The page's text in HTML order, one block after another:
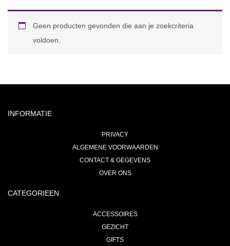
Geen producten gevonden die aan je zoekcriteria
voldoen.
INFORMATIE
PRIVACY
ALGEMENE VOORWAARDEN
CONTACT & GEGEVENS
OVER ONS
CATEGORIEEN
ACCESSOIRES
GEZICHT
GIFTS